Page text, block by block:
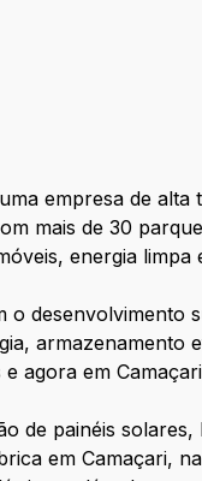
empresa de alta
mais de 30
energia limpa
o desenvolvimento
armazenamento
agora em
de painéis
em Camaçari,